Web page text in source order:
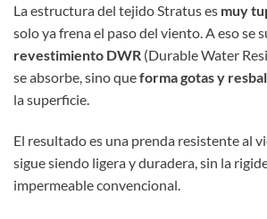
La estructura del tejido Stratus es muy
solo ya frena el paso del viento. A eso se
revestimiento DWR (Durable Water
se absorbe, sino queforma gotas y
la superficie.
El resultado es una prenda resistente al
sigue siendo ligera y duradera, sin la
impermeable convencional.